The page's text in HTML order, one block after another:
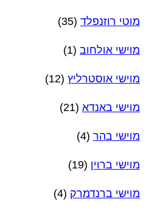
מוטי רוזנפלד (35)
מוישי אולחוב (1)
מוישי אוסטרליץ (12)
מוישי באנדא (21)
מוישי בהר (4)
מוישי ברוין (19)
מוישי ברנדמרק (4)